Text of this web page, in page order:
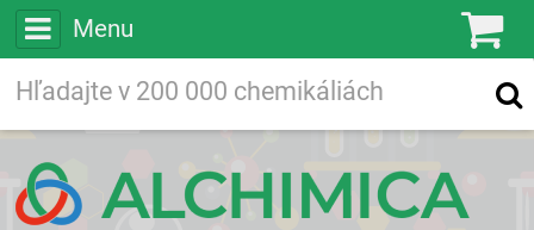
Menu
Vyhľadávanie